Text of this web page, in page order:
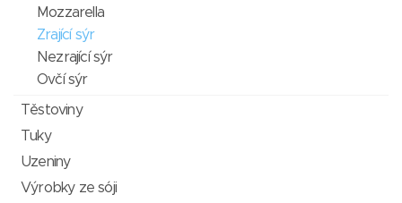
Mozzarella
Zrající sýr
Nezrající sýr
Ovčí sýr
Těstoviny
Tuky
Uzeniny
Výrobky ze sóji